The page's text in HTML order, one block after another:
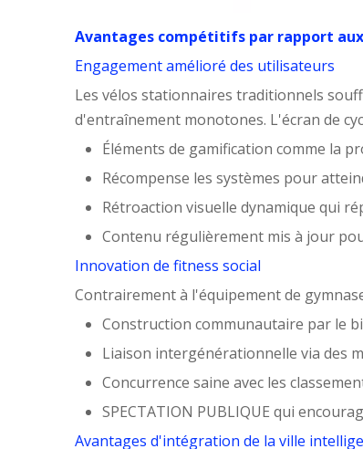
Avantages compétitifs par rapport
Engagement amélioré des utilisateurs
Les vélos stationnaires traditionnels
d'entraînement monotones. L'écran de
Éléments de gamification comme la
Récompense les systèmes pour
Rétroaction visuelle dynamique qui
Contenu régulièrement mis à jour
Innovation de fitness social
Contrairement à l'équipement de
Construction communautaire par le
Liaison intergénérationnelle via des
Concurrence saine avec les
SPECTATION PUBLIQUE qui
Avantages d'intégration de la ville